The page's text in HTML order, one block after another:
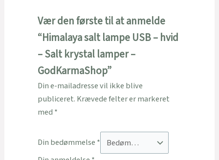
Vær den første til at anmelde
“Himalaya salt lampe USB – hvid
– Salt krystal lamper –
GodKarmaShop”
Din e-mailadresse vil ikke blive
publiceret. Krævede felter er markeret
med *
Din bedømmelse *